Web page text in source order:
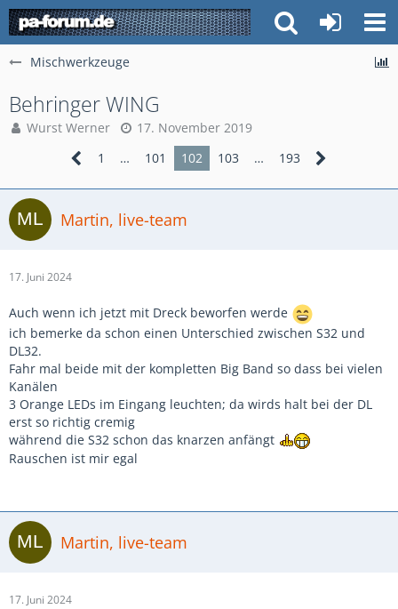
Mischwerkzeuge
Behringer WING
Wurst Werner
17. November 2019
1
… 101 102 103 … 193
Martin, live-team
17. Juni 2024
Auch wenn ich jetzt mit Dreck beworfen werde
ich bemerke da schon einen Unterschied zwischen S32 und
DL32.
Fahr mal beide mit der kompletten Big Band so dass bei vielen
Kanälen
3 Orange LEDs im Eingang leuchten; da wirds halt bei der DL
erst so richtig cremig
während die S32 schon das knarzen anfängt
Rauschen ist mir egal
Martin, live-team
17. Juni 2024